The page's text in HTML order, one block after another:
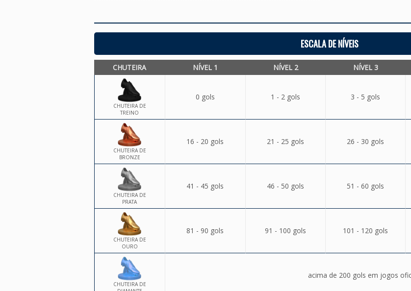
ESCALA DE NÍVEIS
CHUTEIRA NÍVEL 1 NÍVEL 2 NÍVEL 3
CHUTEIRA DE
TREINO
0 gols 1 - 2 gols 3 - 5 gols
CHUTEIRA DE
BRONZE
16 - 20 gols 21 - 25 gols 26 - 30 gols
CHUTEIRA DE
PRATA
41 - 45 gols 46 - 50 gols 51 - 60 gols
CHUTEIRA DE
OURO
81 - 90 gols 91 - 100 gols 101 - 120 gols
CHUTEIRA DE
acima de 200 gols em jogos